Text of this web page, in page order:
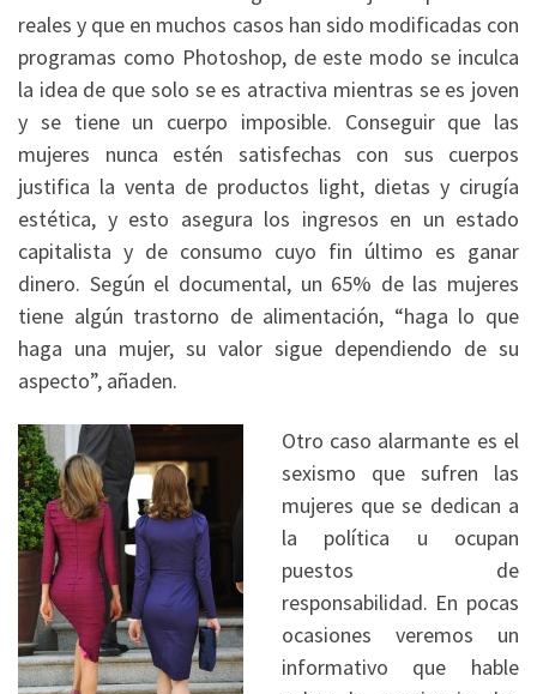
reales y que en muchos casos han sido modificadas con
programas como Photoshop, de este modo se inculca
la idea de que solo se es atractiva mientras se es joven
y se tiene un cuerpo imposible. Conseguir que las
mujeres nunca estén satisfechas con sus cuerpos
justifica la venta de productos light, dietas y cirugía
estética, y esto asegura los ingresos en un estado
capitalista y de consumo cuyo fin último es ganar
dinero. Según el documental, un 65% de las mujeres
tiene algún trastorno de alimentación, “haga lo que
haga una mujer, su valor sigue dependiendo de su
aspecto”, añaden.
Otro caso alarmante es el
sexismo que sufren las
mujeres que se dedican a
la política u ocupan
puestos de
responsabilidad. En pocas
ocasiones veremos un
informativo que hable